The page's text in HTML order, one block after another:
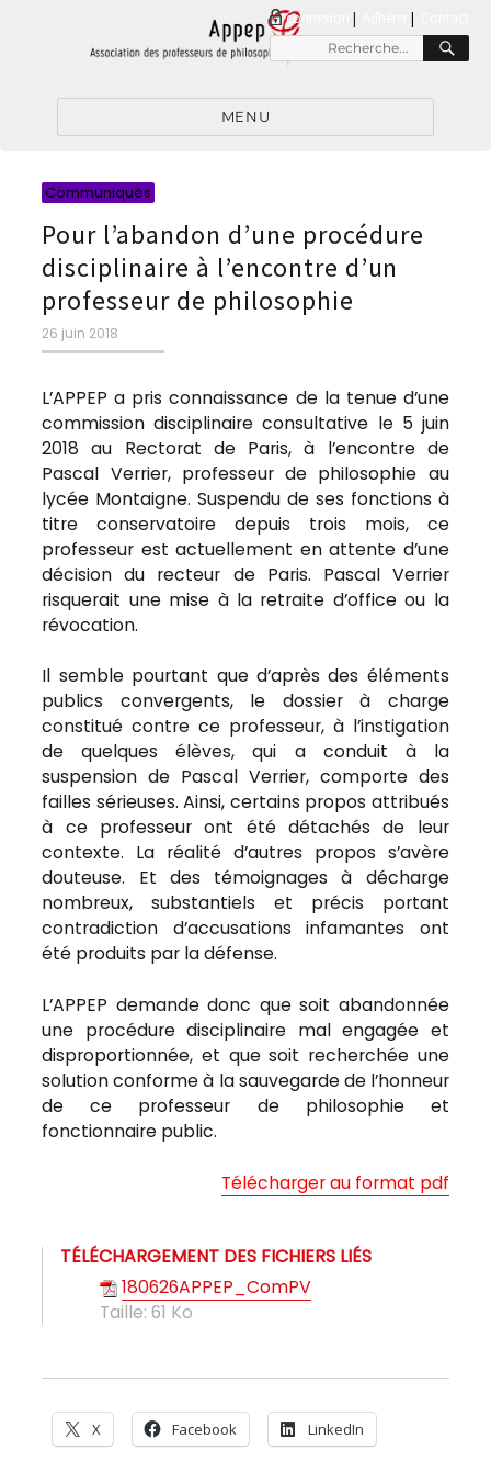
connexion |
Recherche
pour
MENU
Communiqués
Pour l’abandon d’une procédure
disciplinaire à l’encontre d’un
professeur de philosophie
Publié
le
26 juin 2018
L’APPEP a pris connaissance de la tenue d’une
commission disciplinaire consultative le 5 juin
2018 au Rectorat de Paris, à l’encontre de
Pascal Verrier, professeur de philosophie au
lycée Montaigne. Suspendu de ses fonctions à
titre conservatoire depuis trois mois, ce
professeur est actuellement en attente d’une
décision du recteur de Paris. Pascal Verrier
risquerait une mise à la retraite d’office ou la
révocation.
Il semble pourtant que d’après des éléments
publics convergents, le dossier à charge
constitué contre ce professeur, à l’instigation
de quelques élèves, qui a conduit à la
suspension de Pascal Verrier, comporte des
failles sérieuses. Ainsi, certains propos attribués
à ce professeur ont été détachés de leur
contexte. La réalité d’autres propos s’avère
douteuse. Et des témoignages à décharge
nombreux, substantiels et précis portant
contradiction d’accusations infamantes ont
été produits par la défense.
L’APPEP demande donc que soit abandonnée
une procédure disciplinaire mal engagée et
disproportionnée, et que soit recherchée une
solution conforme à la sauvegarde de l’honneur
de ce professeur de philosophie et
fonctionnaire public.
Télécharger au format pdf
TÉLÉCHARGEMENT DES FICHIERS LIÉS
180626APPEP_ComPV
Taille: 61 Ko
X Facebook LinkedIn